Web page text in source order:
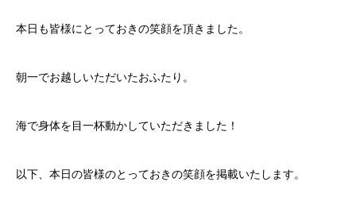
本日も皆様にとっておきの笑顔を頂きました。
朝一でお越しいただいたおふたり。
海で身体を目一杯動かしていただきました！
以下、本日の皆様のとっておきの笑顔を掲載いたします。